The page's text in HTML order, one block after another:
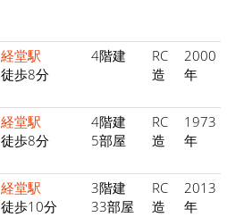
経堂駅
徒歩8分
4階建
RC
造
2000
年
経堂駅
徒歩8分
4階建
5部屋
RC
造
1973
年
経堂駅
徒歩10分
3階建
33部屋
RC
造
2013
年